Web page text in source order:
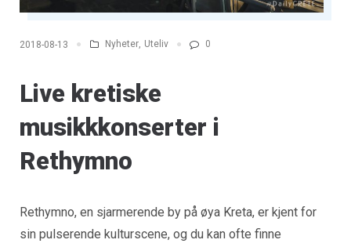
2018-08-13 Nyheter, Uteliv 0
Live kretiske
musikkkonserter i
Rethymno
Rethymno, en sjarmerende by på øya Kreta, er kjent for
sin pulserende kulturscene, og du kan ofte finne